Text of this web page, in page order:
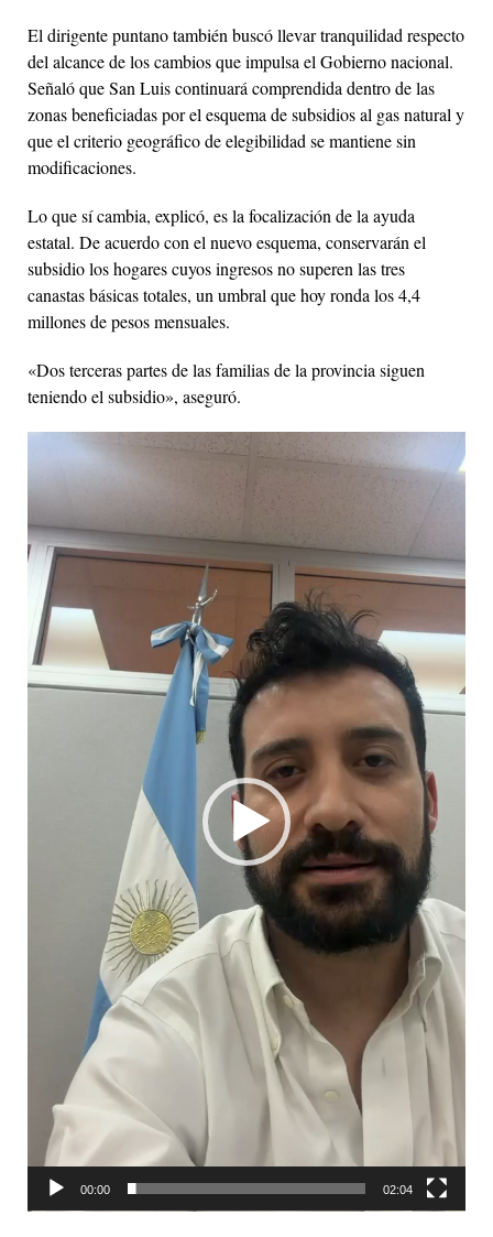
El dirigente puntano también buscó llevar tranquilidad respecto
del alcance de los cambios que impulsa el Gobierno nacional.
Señaló que San Luis continuará comprendida dentro de las
zonas beneficiadas por el esquema de subsidios al gas natural y
que el criterio geográfico de elegibilidad se mantiene sin
modificaciones.
Lo que sí cambia, explicó, es la focalización de la ayuda
estatal. De acuerdo con el nuevo esquema, conservarán el
subsidio los hogares cuyos ingresos no superen las tres
canastas básicas totales, un umbral que hoy ronda los 4,4
millones de pesos mensuales.
«Dos terceras partes de las familias de la provincia siguen
teniendo el subsidio», aseguró.
Reproductor
vídeo
00:00 02:04